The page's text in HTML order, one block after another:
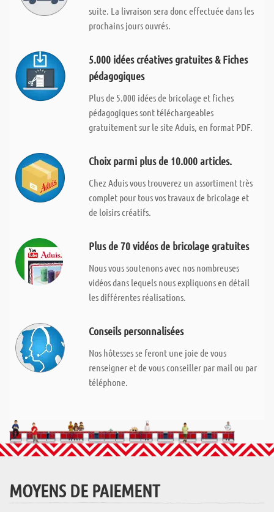
suite. La livraison sera donc effectuée dans les
prochains jours ouvrés.
5.000 idées créatives gratuites & Fiches
pédagogiques
Plus de 5.000 idées de bricolage et fiches
pédagogiques sont téléchargeables
gratuitement sur le site Aduis, en format PDF.
Choix parmi plus de 10.000 articles.
Chez Aduis vous trouverez un assortiment très
complet pour tous vos travaux de bricolage et
de loisirs créatifs.
Plus de 70 vidéos de bricolage gratuites
Nous vous soutenons avec nos nombreuses
vidéos dans lequels nous expliquons en détail
les différentes réalisations.
Conseils personnalisées
Nos hôtesses se feront une joie de vous
renseigner et de vous conseiller par mail ou par
téléphone.
MOYENS DE PAIEMENT